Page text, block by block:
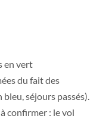
en vert
du fait des
séjours passés).
confirmer : le vol